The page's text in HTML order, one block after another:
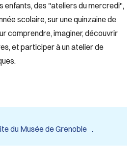
enfants, des "ateliers du mercredi",
scolaire, sur une quinzaine de
comprendre, imaginer, découvrir
et participer à un atelier de
du Musée de Grenoble .